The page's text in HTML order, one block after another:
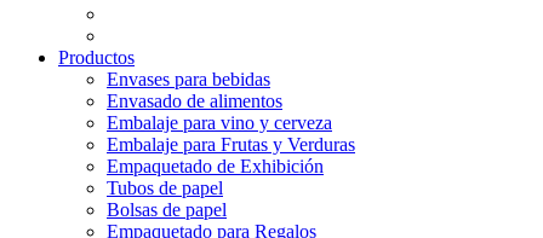
Productos
Envases para bebidas
Envasado de alimentos
Embalaje para vino y cerveza
Embalaje para Frutas y Verduras
Empaquetado de Exhibición
Tubos de papel
Bolsas de papel
Empaquetado para Regalos